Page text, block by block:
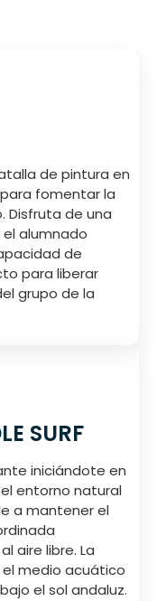
de pintura en
fomentar la
Disfruta de una
alumnado
de
para liberar
grupo de la
SURF
iniciándote en
entorno natural
a mantener el
aire libre. La
medio acuático
el sol andaluz.